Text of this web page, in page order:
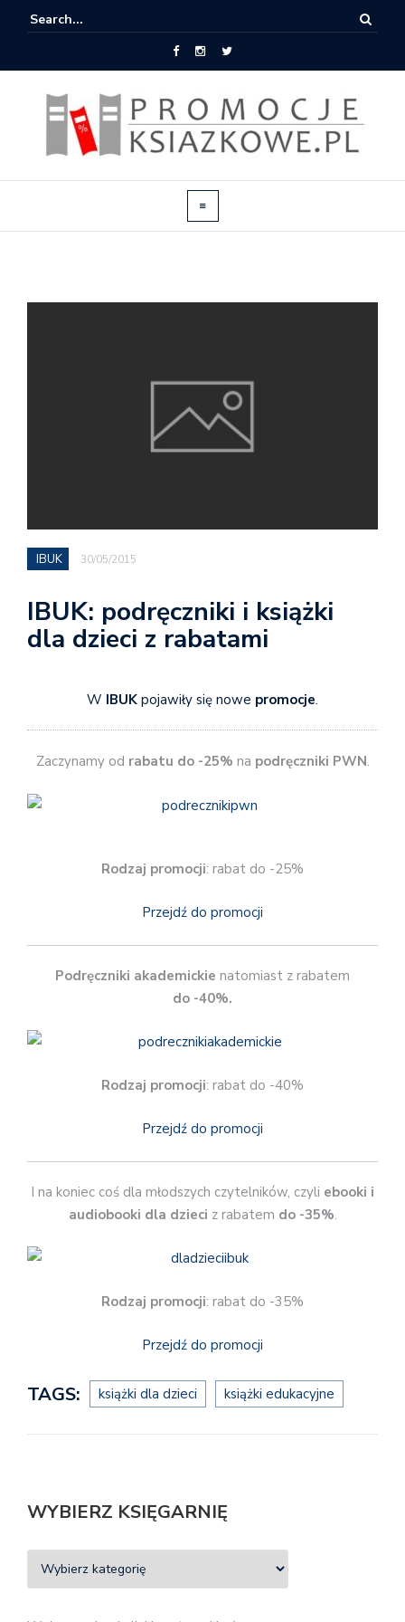
IBUK 30/05/2015
IBUK: podręczniki i książki
dla dzieci z rabatami
W IBUK pojawiły się nowe promocje.
Zaczynamy od rabatu do -25% na podręczniki PWN.
Rodzaj promocji: rabat do -25%
Przejdź do promocji
Podręczniki akademickie natomiast z rabatem
do -40%.
Rodzaj promocji: rabat do -40%
Przejdź do promocji
I na koniec coś dla młodszych czytelników, czyli ebooki i
audiobooki dla dzieci z rabatem do -35%.
Rodzaj promocji: rabat do -35%
Przejdź do promocji
TAGS: książki dla dzieci książki edukacyjne
WYBIERZ KSIĘGARNIĘ